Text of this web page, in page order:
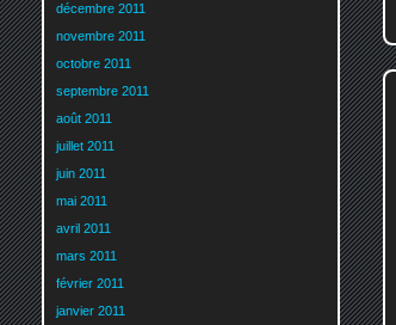
décembre 2011
novembre 2011
octobre 2011
septembre 2011
août 2011
juillet 2011
juin 2011
mai 2011
avril 2011
mars 2011
février 2011
janvier 2011